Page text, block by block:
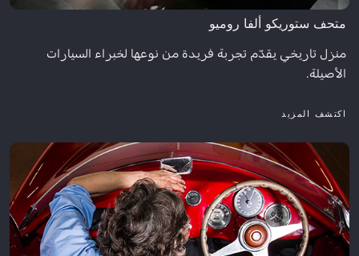
متحف ستوريكو ألفا روميو
منزل تاريخي يقدّم تجربة فريدة من نوعها لخبراء السيارات
الأصيلة.
اكتشف المزيد